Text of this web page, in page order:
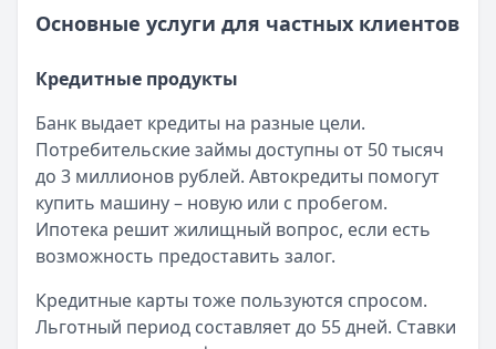
Кратко:
17 ноября 2025 г.
Категория:
Читать статью
Оформить кредит для иностранных граждан в 2025 году
Кратко:Получите кредит на сумму до 5 000 000 рублей
Опубликовано:17 ноября 2025 г.
Категория: Кредиты
Читать статью
Все статьи
Основные услуги для частных клиентов
Кредитные продукты
Банк выдает кредиты на разные цели.
Потребительские займы доступны от 50 тысяч
до 3 миллионов рублей. Автокредиты помогут
купить машину – новую или с пробегом.
Ипотека решит жилищный вопрос, если есть
возможность предоставить залог.
Кредитные карты тоже пользуются спросом.
Льготный период составляет до 55 дней. Ставки